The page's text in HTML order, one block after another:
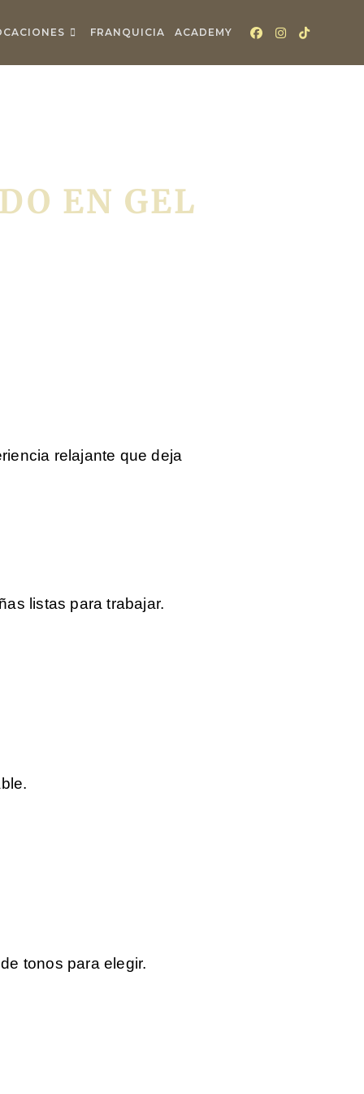
FRANQUICIA ACADEMY
EN GEL
relajante que deja
listas para trabajar.
tonos para elegir.